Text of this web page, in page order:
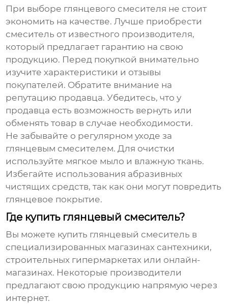
При выборе глянцевого смесителя не стоит
экономить на качестве. Лучше приобрести
смеситель от известного производителя,
который предлагает гарантию на свою
продукцию. Перед покупкой внимательно
изучите характеристики и отзывы
покупателей. Обратите внимание на
репутацию продавца. Убедитесь, что у
продавца есть возможность вернуть или
обменять товар в случае необходимости.
Не забывайте о регулярном уходе за
глянцевым смесителем. Для очистки
используйте мягкое мыло и влажную ткань.
Избегайте использования абразивных
чистящих средств, так как они могут повредить
глянцевое покрытие.
Где купить глянцевый смеситель?
Вы можете купить глянцевый смеситель в
специализированных магазинах сантехники,
строительных гипермаркетах или онлайн-
магазинах. Некоторые производители
предлагают свою продукцию напрямую через
интернет.